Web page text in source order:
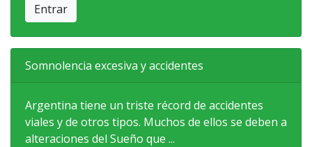
Entrar
Somnolencia excesiva y accidentes
Argentina tiene un triste récord de accidentes
viales y de otros tipos. Muchos de ellos se deben a
alteraciones del Sueño que ...